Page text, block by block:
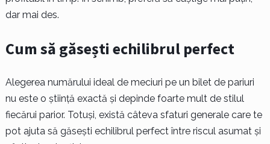
dar mai des.
Cum să găsești echilibrul perfect
Alegerea numărului ideal de meciuri pe un bilet de pariuri
nu este o știință exactă și depinde foarte mult de stilul
fiecărui parior. Totuși, există câteva sfaturi generale care te
pot ajuta să găsești echilibrul perfect între riscul asumat și